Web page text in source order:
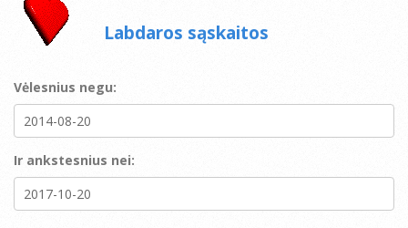
Labdaros sąskaitos
Vėlesnius negu:
Ir ankstesnius nei: